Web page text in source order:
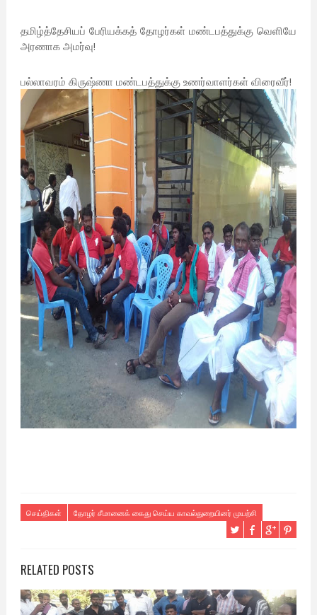
தமிழ்த்தேசியப் பேரியக்கத் தோழர்கள் மண்டபத்துக்கு வெளியே
அரணாக அமர்வு!
பல்லாவரம் கிருஷ்ணா மண்டபத்துக்கு உணர்வாளர்கள் விரைவீர்!
செய்திகள் தோழர் சீமானைக் கைது செய்ய காவல்துறையினர் முயற்சி
RELATED POSTS